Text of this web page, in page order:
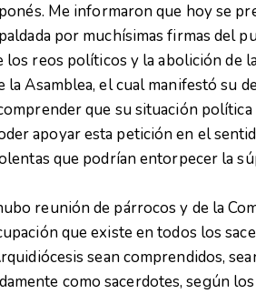
Me informaron que hoy se
por muchísimas firmas del
los reos políticos y la abolición de
la Asamblea, el cual manifestó su
que su situación
apoyar esta petición en el
que podrían entorpecer la
reunión de párrocos y de la
que existe en todos los
sean comprendidos,
como sacerdotes, según